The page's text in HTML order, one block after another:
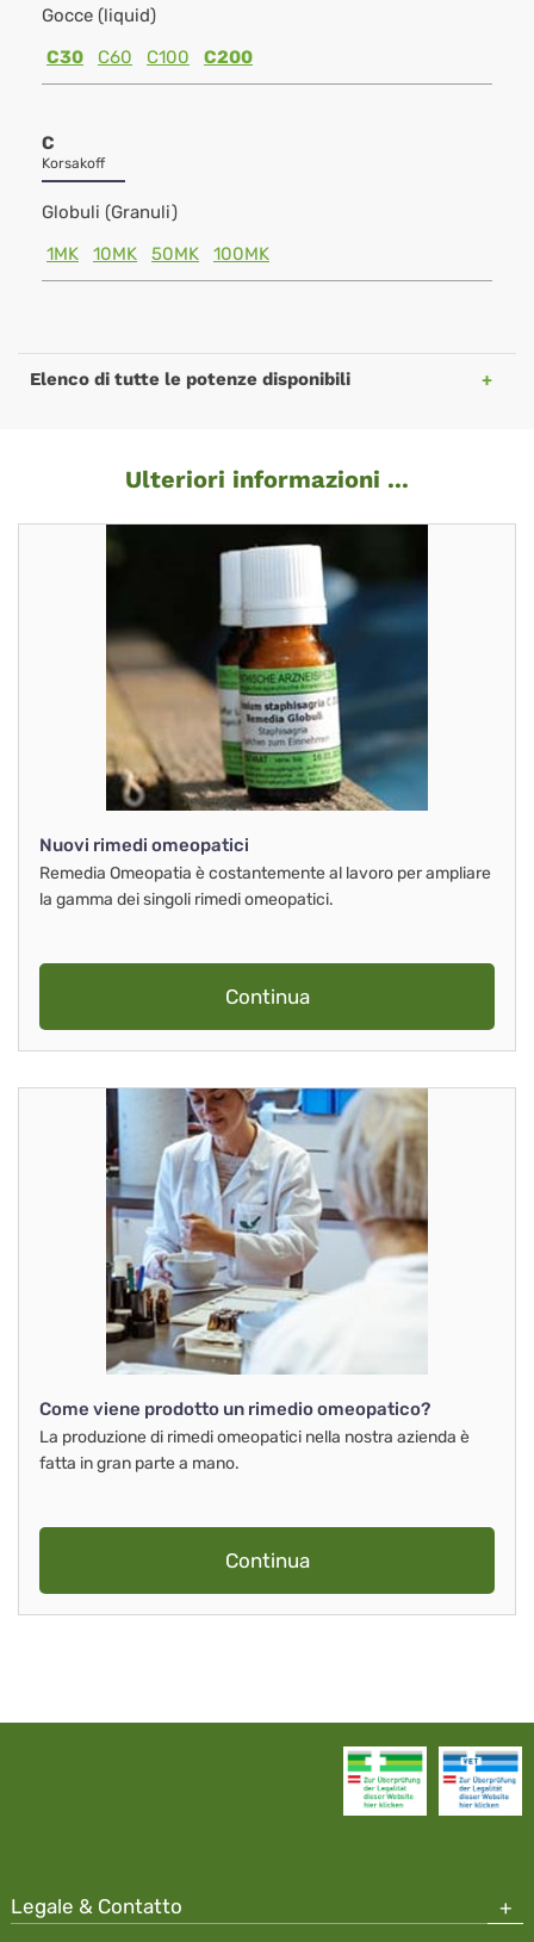
Gocce (liquid)
C30
C60 C100 C200
C
Korsakoff
Globuli (Granuli)
1MK
10MK 50MK 100MK
Elenco di tutte le potenze disponibili
Ulteriori informazioni ...
Nuovi rimedi omeopatici
Remedia Omeopatia è costantemente al lavoro per ampliare
la gamma dei singoli rimedi omeopatici.
Continua
Come viene prodotto un rimedio omeopatico?
La produzione di rimedi omeopatici nella nostra azienda è
fatta in gran parte a mano.
Continua
Legale & Contatto